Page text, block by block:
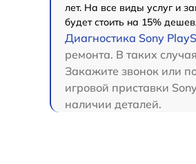
лет. На все виды услуг и
будет стоить на 15%
Диагностика Sony
ремонта. В таких
Закажите звонок или
игровой приставки
наличии деталей.